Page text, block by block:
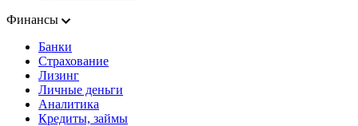
Финансы
Банки
Страхование
Лизинг
Личные деньги
Аналитика
Кредиты, займы